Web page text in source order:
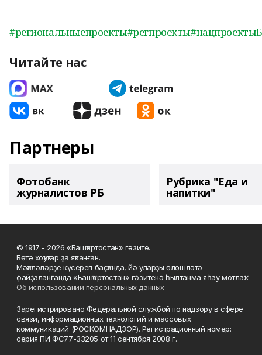
#региональныепроекты#регпроекты
Читайте нас
Партнеры
Фотобанк
журналистов РБ
Рубрика "Еда и
напитки"
© 1917 - 2026 «Башҡортостан» гәзите.
Бөтә хоҡуҡтар ҙа яҡланған.
Мәҡәләләрҙе күсереп баҫҡанда, йә уларҙы өлөшләтә
файҙаланғанда «Башҡортостан» гәзитенә һылтанма яһау мотлаҡ.
Об использовании персональных данных
Зарегистрировано Федеральной службой по надзору в сфере
связи, информационных технологий и массовых
коммуникаций (РОСКОМНАДЗОР). Регистрационный номер:
серия ПИ ФС77-33205 от 11 сентября 2008 г.